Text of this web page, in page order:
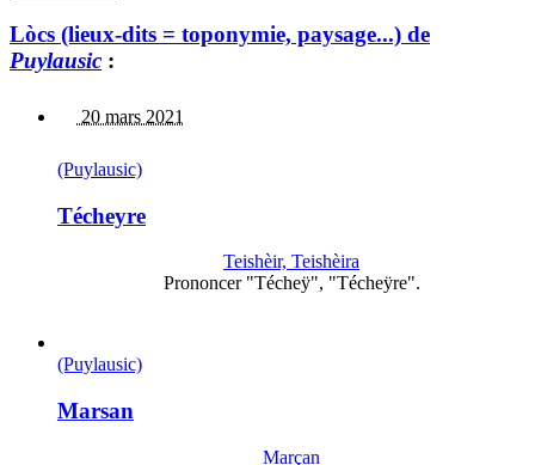
Lòcs (lieux-dits = toponymie, paysage...) de
Puylausic :
20 mars 2021
(Puylausic)
Técheyre
Teishèir, Teishèira
Prononcer "Técheÿ", "Técheÿre".
(Puylausic)
Marsan
Marçan